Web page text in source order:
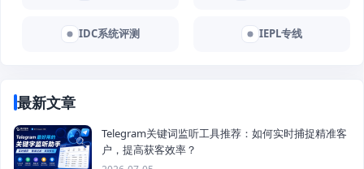
IDC系统评测 IEPL专线
最新文章
Telegram关键词监听工具推荐：如何实时捕捉精准客
户，提高获客效率？